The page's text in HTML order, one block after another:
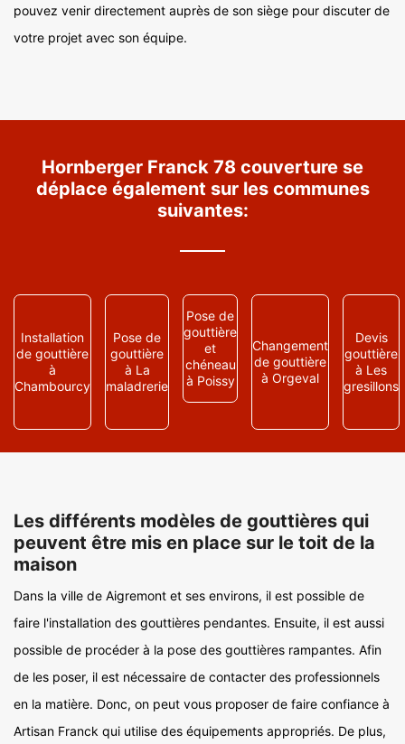
pouvez venir directement auprès de son siège pour discuter de
votre projet avec son équipe.
Hornberger Franck 78 couverture se
déplace également sur les communes
suivantes:
Installation
de gouttière
à
Chambourcy
Pose de
gouttière
à La
maladrerie
Pose de
gouttière
et
chéneau
à Poissy
Changement
de gouttière
à Orgeval
Devis
gouttière
à Les
gresillons
Les différents modèles de gouttières qui
peuvent être mis en place sur le toit de la
maison
Dans la ville de Aigremont et ses environs, il est possible de
faire l'installation des gouttières pendantes. Ensuite, il est aussi
possible de procéder à la pose des gouttières rampantes. Afin
de les poser, il est nécessaire de contacter des professionnels
en la matière. Donc, on peut vous proposer de faire confiance à
Artisan Franck qui utilise des équipements appropriés. De plus,